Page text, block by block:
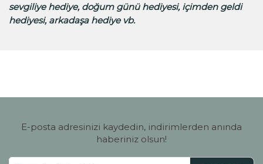
sevgiliye hediye, doğum günü hediyesi, içimden geldi
hediyesi, arkadaşa hediye vb.
E-posta adresinizi kaydedin, indirimlerden anında
haberiniz olsun!